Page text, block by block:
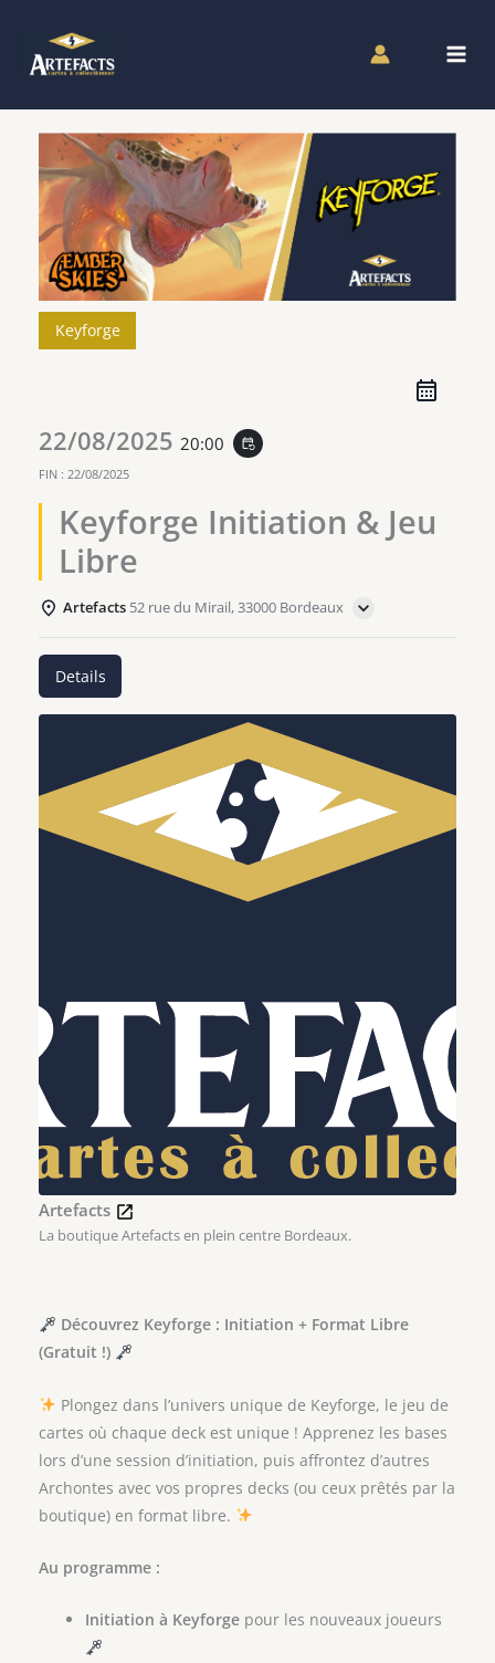
contenu
Keyforge
22/08/2025 20:00 event_repeat
FIN : 22/08/2025
Keyforge Initiation & Jeu
Libre
Artefacts 52 rue du Mirail, 33000 Bordeaux
Details
Artefacts
La boutique Artefacts en plein centre Bordeaux.
Découvrez Keyforge : Initiation + Format Libre
(Gratuit !)
Plongez dans l’univers unique de Keyforge, le jeu de
cartes où chaque deck est unique ! Apprenez les bases
lors d’une session d’initiation, puis affrontez d’autres
Archontes avec vos propres decks (ou ceux prêtés par la
boutique) en format libre.
Au programme :
Initiation à Keyforge pour les nouveaux joueurs